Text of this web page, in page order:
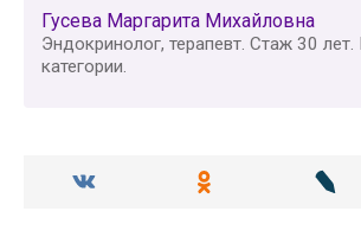
Гусева Маргарита Михайловна
Эндокринолог, терапевт. Стаж 30
категории.